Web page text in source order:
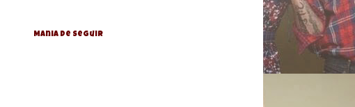
Mania de Seguir